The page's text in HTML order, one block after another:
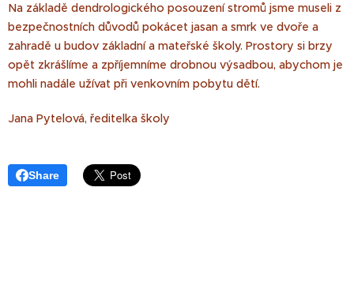
Na základě dendrologického posouzení stromů jsme museli z
bezpečnostních důvodů pokácet jasan a smrk ve dvoře a
zahradě u budov základní a mateřské školy. Prostory si brzy
opět zkrášlíme a zpříjemníme drobnou výsadbou, abychom je
mohli nadále užívat při venkovním pobytu dětí.
Jana Pytelová, ředitelka školy
Share